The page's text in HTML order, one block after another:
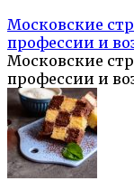
Московские
профессии и
Московские
профессии и